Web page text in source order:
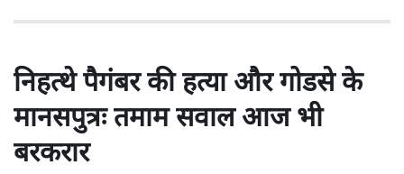
निहत्थे पैगंबर की हत्या और गोडसे के
मानसपुत्रः तमाम सवाल आज भी
बरकरार